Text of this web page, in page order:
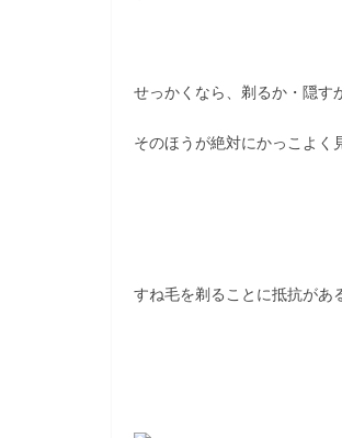
せっかくなら、剃るか・隠す
そのほうが絶対にかっこよく
すね毛を剃ることに抵抗があ